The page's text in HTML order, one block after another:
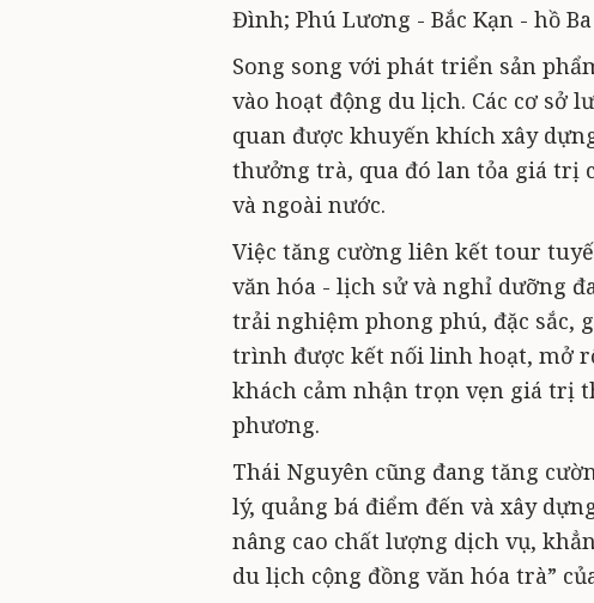
Đình; Phú Lương - Bắc Kạn - hồ Ba
Song song với phát triển sản
vào hoạt động du lịch. Các cơ sở
quan được khuyến khích xây
thưởng trà, qua đó lan tỏa giá trị
và ngoài nước.
Việc tăng cường liên kết tour
văn hóa - lịch sử và nghỉ dưỡng
trải nghiệm phong phú, đặc sắc,
trình được kết nối linh hoạt, mở
khách cảm nhận trọn vẹn giá trị
phương.
Thái Nguyên cũng đang tăng
lý, quảng bá điểm đến và xây
nâng cao chất lượng dịch vụ,
du lịch cộng đồng văn hóa trà”